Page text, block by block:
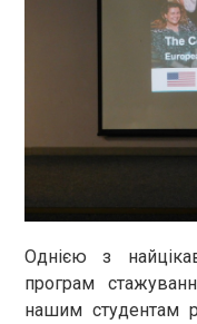
Однією з
програм
нашим студентам